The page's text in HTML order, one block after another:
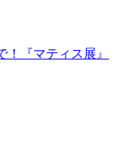
！『マティス展』